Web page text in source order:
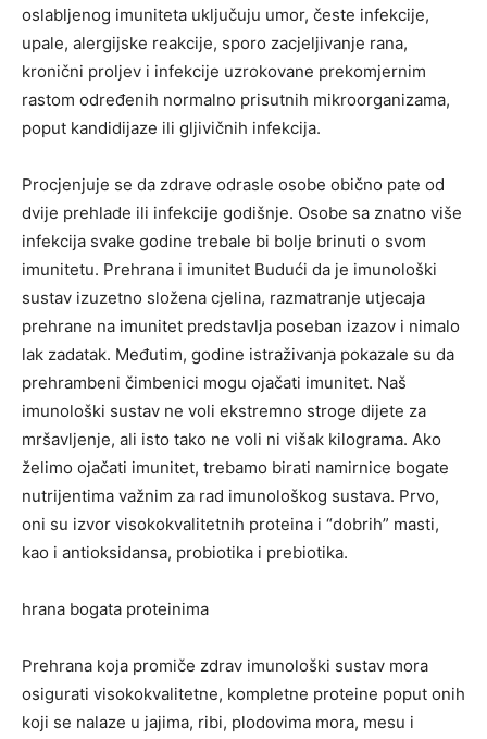
oslabljenog imuniteta uključuju umor, česte infekcije,
upale, alergijske reakcije, sporo zacjeljivanje rana,
kronični proljev i infekcije uzrokovane prekomjernim
rastom određenih normalno prisutnih mikroorganizama,
poput kandidijaze ili gljivičnih infekcija.
Procjenjuje se da zdrave odrasle osobe obično pate od
dvije prehlade ili infekcije godišnje. Osobe sa znatno više
infekcija svake godine trebale bi bolje brinuti o svom
imunitetu. Prehrana i imunitet Budući da je imunološki
sustav izuzetno složena cjelina, razmatranje utjecaja
prehrane na imunitet predstavlja poseban izazov i nimalo
lak zadatak. Međutim, godine istraživanja pokazale su da
prehrambeni čimbenici mogu ojačati imunitet. Naš
imunološki sustav ne voli ekstremno stroge dijete za
mršavljenje, ali isto tako ne voli ni višak kilograma. Ako
želimo ojačati imunitet, trebamo birati namirnice bogate
nutrijentima važnim za rad imunološkog sustava. Prvo,
oni su izvor visokokvalitetnih proteina i “dobrih” masti,
kao i antioksidansa, probiotika i prebiotika.
hrana bogata proteinima
Prehrana koja promiče zdrav imunološki sustav mora
osigurati visokokvalitetne, kompletne proteine ​​poput onih
koji se nalaze u jajima, ribi, plodovima mora, mesu i